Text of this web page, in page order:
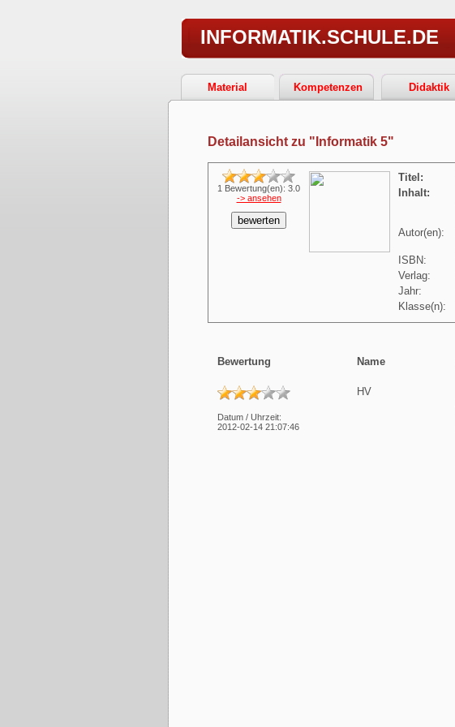
INFORMATIK.SCHULE.DE
Material Kompetenzen Didaktik
Detailansicht zu "Informatik 5"
1 Bewertung(en): 3.0
-> ansehen
bewerten
Titel:
Inhalt:
Autor(en):
ISBN:
Verlag:
Jahr:
Klasse(n):
Bewertung Name
Datum / Uhrzeit:
2012-02-14 21:07:46
HV